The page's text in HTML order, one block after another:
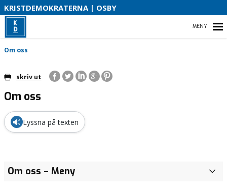
KRISTDEMOKRATERNA | OSBY
HEM
START
VÅR PARTIAVDELNING
AKTUELLT
Om oss
skriv ut
Om oss
🔊 Lyssna på texten
Om oss – Meny